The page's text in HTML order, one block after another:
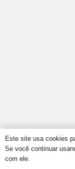
Este site usa cookies
Se você continuar
com ele.